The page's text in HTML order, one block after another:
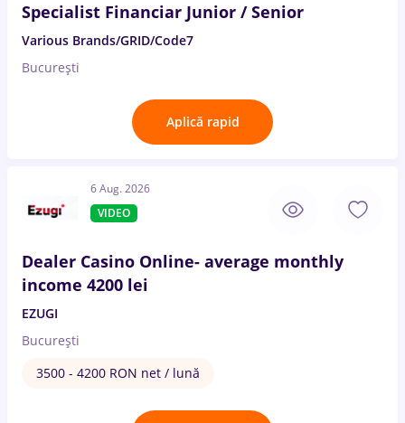
Specialist Financiar Junior / Senior
Various Brands/GRID/Code7
București
Aplică rapid
6 Aug. 2026
VIDEO
Dealer Casino Online- average monthly
income 4200 lei
EZUGI
București
3500 - 4200 RON net / lună